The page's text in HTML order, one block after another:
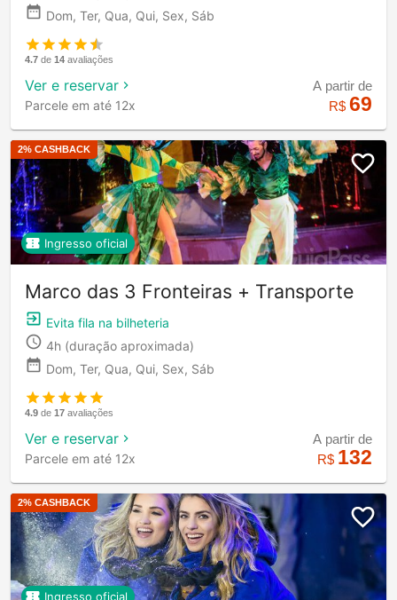
Dom, Ter, Qua, Qui, Sex, Sáb
4.7 de 14 avaliações
Ver e reservar
Parcele em até 12x
A partir de
R$ 69
2% CASHBACK
Ingresso oficial
Marco das 3 Fronteiras + Transporte
Evita fila na bilheteria
4h (duração aproximada)
Dom, Ter, Qua, Qui, Sex, Sáb
4.9 de 17 avaliações
Ver e reservar
Parcele em até 12x
A partir de
R$ 132
2% CASHBACK
Ingresso oficial